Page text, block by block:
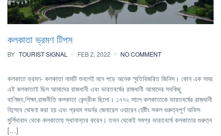
কলকাতা ভ্রমণ টিপস
BY TOURIST SIGNAL FEB 2, 2022 NO COMMENT
কলকাতা ভ্রমণ- কলকাতা নামটি শুনলেই মনে পড়ে অনেক স্মৃতিবিজরিত জিনিস। কোন এক সময়
এই কলকাতাই ছিল আমাদের রাজধানী এবং ভারতবর্ষের রাজধানী আমাদের সবকিছু
বাণিজ্য,শিক্ষা,রাজনী­তি কলকাতা কেন্দ্রীক ছিলো। ১৭৭২ সালে কলকাতাকে ভারতবর্ষের রাজধানী
হিসেবে ঘোষণা করা হয় এবং প্রথম গভর্নর জেনারেল ওয়ারেন হেষ্টীং সকল গুরুত্বপূর্ণ অফিস
মুর্শিদাবাদ থেকে কলকাতায় স্থানান্তর করেন। তখন থেকেই সমগ্র ভারতবর্ষে কলকাতার গুরুত্ব
[…]